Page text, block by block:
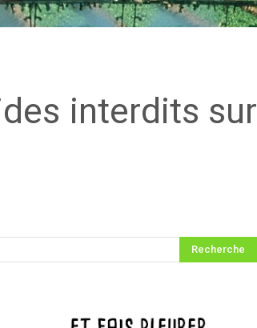
interdits sur